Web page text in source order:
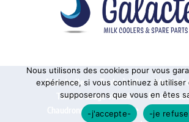
Alphatraite Tanks à lait
Matériel
Tanks à usage vinicole
Chaudronnerie sur mesure
Pièces
Nous utilisons des cookies pour vous
expérience, si vous continuez à utiliser
supposerons que vous en êtes
-j'accepte-
-je